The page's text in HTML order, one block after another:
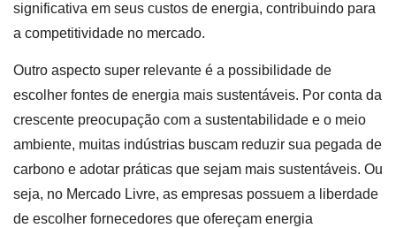
significativa em seus custos de energia, contribuindo para
a competitividade no mercado.
Outro aspecto super relevante é a possibilidade de
escolher fontes de energia mais sustentáveis. Por conta da
crescente preocupação com a sustentabilidade e o meio
ambiente, muitas indústrias buscam reduzir sua pegada de
carbono e adotar práticas que sejam mais sustentáveis. Ou
seja, no Mercado Livre, as empresas possuem a liberdade
de escolher fornecedores que ofereçam energia